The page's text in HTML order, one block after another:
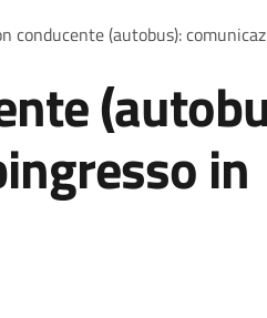
conducente (autobus):
in